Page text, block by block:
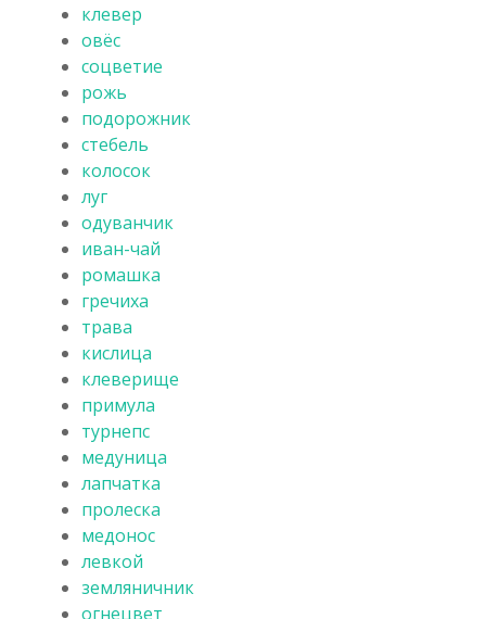
клевер
овёс
соцветие
рожь
подорожник
стебель
колосок
луг
одуванчик
иван-чай
ромашка
гречиха
трава
кислица
клеверище
примула
турнепс
медуница
лапчатка
пролеска
медонос
левкой
земляничник
огнецвет